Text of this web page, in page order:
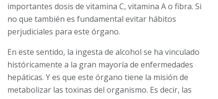
importantes dosis de vitamina C, vitamina A o fibra. Si
no que también es fundamental evitar hábitos
perjudiciales para este órgano.
En este sentido, la ingesta de alcohol se ha vinculado
históricamente a la gran mayoría de enfermedades
hepáticas. Y es que este órgano tiene la misión de
metabolizar las toxinas del organismo. Es decir, las